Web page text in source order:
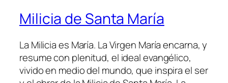
Milicia de Santa María
La Milicia es María. La Virgen María encarna, y
resume con plenitud, el ideal evangélico,
vivido en medio del mundo, que inspira el ser